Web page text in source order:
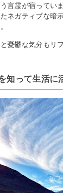
言霊が宿ってい
ネガティブな暗
憂鬱な気分もリ
知って生活に